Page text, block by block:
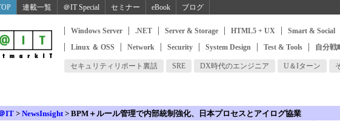
連載一覧 ＠IT Special セミナー eBook ブログ
Windows Server .NET Server & Storage HTML5 + UX Smart & Social
Linux ＆ OSS
Network Security System Design Test & Tools 自分戦
セキュリティリポート裏話 SRE DX時代のエンジニア U＆Iターン
IT > NewsInsight> BPM＋ルール管理で内部統制強化、日本プロセスとアイログ協業